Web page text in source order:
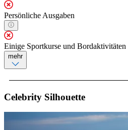
Persönliche Ausgaben
Einige Sportkurse und Bordaktivitäten
mehr
Celebrity Silhouette